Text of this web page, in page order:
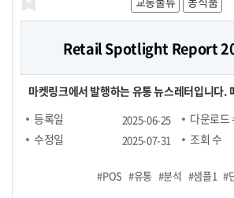
Retail Spotlight Report
마켓링크에서 발행하는 유통 뉴스레터입니다. 매달 업데이트되는
Retail Spotlight Report를 통해 최신 비즈니
보를 전달해드립니다. -■ 25년 6월 분석 주제 : 단백질(프로틴) -■
KAD(Key Account Data) - KADA(Key
등록일 2025-06-25 다운로드
수정일 2025-07-31 조회 수
#POS #유통 #분석 #샘플1 #